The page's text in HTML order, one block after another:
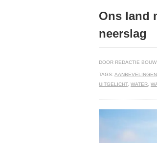
Ons land
neerslag
DOOR REDACTIE
TAGS: AANBEVELINGEN
UITGELICHT, WATER